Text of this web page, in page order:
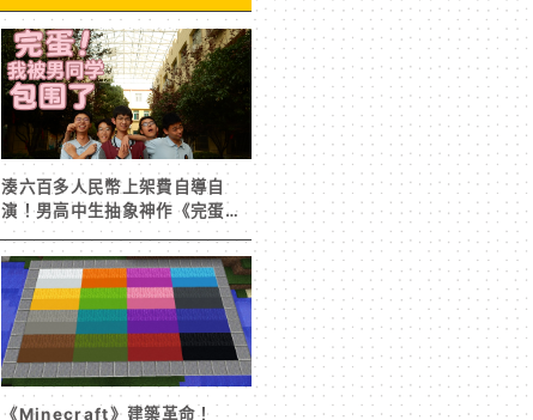
湊六百多人民幣上架費自導自
演！男高中生抽象神作《完蛋！
我被男同學包圍了》突然爆紅
《Minecraft》建築革命！